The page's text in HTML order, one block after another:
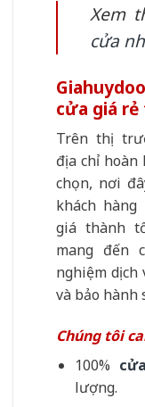
Xem
cửa
cửa giá rẻ
Trên thị
địa chỉ hoàn
chọn, nơi
khách
giá thành
mang đến
nghiệm dịch
và bảo hành
Chúng tôi
100%
lượng.